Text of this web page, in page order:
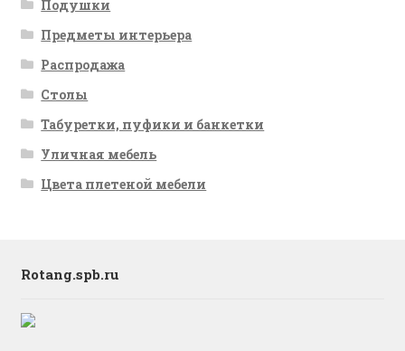
Подушки
Предметы интерьера
Распродажа
Столы
Табуретки, пуфики и банкетки
Уличная мебель
Цвета плетеной мебели
Rotang.spb.ru